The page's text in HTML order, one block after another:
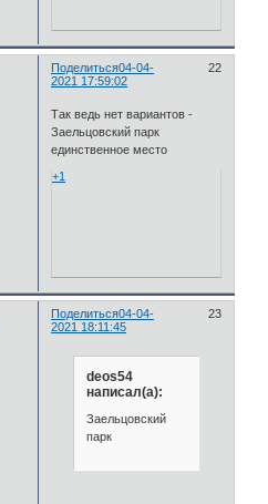
Поделиться 22
04-04-
2021 17:59:02
Так ведь нет вариантов -
Заельцовский парк
единственное место
+1
Поделиться 23
04-04-
2021 18:11:45
deos54
написал(а):
Заельцовский
парк